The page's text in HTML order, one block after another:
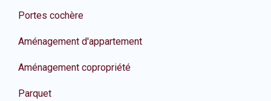
Portes cochère
Aménagement d'appartement
Aménagement copropriété
Parquet